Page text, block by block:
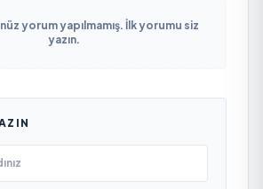
yorum yapılmamış. İlk yorumu siz
yazın.